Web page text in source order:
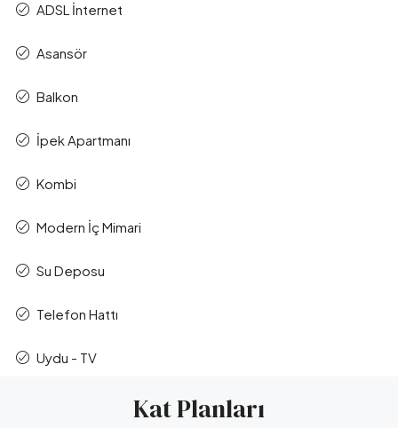
ADSL İnternet
Asansör
Balkon
İpek Apartmanı
Kombi
Modern İç Mimari
Su Deposu
Telefon Hattı
Uydu - TV
Kat Planları